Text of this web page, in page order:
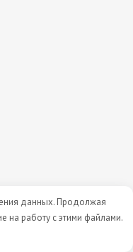
данных. Продолжая
на работу с этими файлами.